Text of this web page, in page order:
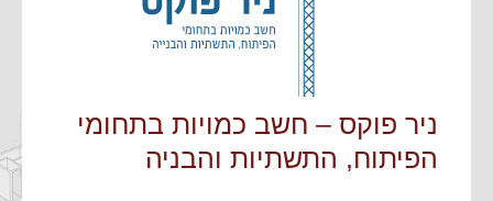
ניר פוקס – חשב כמויות בתחומי
הפיתוח, התשתיות והבניה